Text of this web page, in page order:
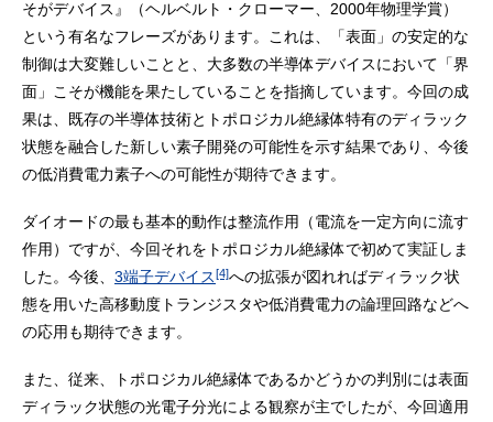
そがデバイス』（ヘルベルト・クローマー、2000年物理学賞）
という有名なフレーズがあります。これは、「表面」の安定的な
制御は大変難しいことと、大多数の半導体デバイスにおいて「界
面」こそが機能を果たしていることを指摘しています。今回の成
果は、既存の半導体技術とトポロジカル絶縁体特有のディラック
状態を融合した新しい素子開発の可能性を示す結果であり、今後
の低消費電力素子への可能性が期待できます。
ダイオードの最も基本的動作は整流作用（電流を一定方向に流す
作用）ですが、今回それをトポロジカル絶縁体で初めて実証しま
した。今後、 3端子デバイス[4]への拡張が図れればディラック状
態を用いた高移動度トランジスタや低消費電力の論理回路などへ
の応用も期待できます。
また、従来、トポロジカル絶縁体であるかどうかの判別には表面
ディラック状態の光電子分光による観察が主でしたが、今回適用